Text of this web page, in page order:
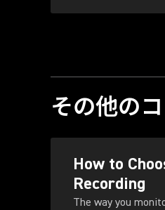
その他の
How to
Recording
The way you